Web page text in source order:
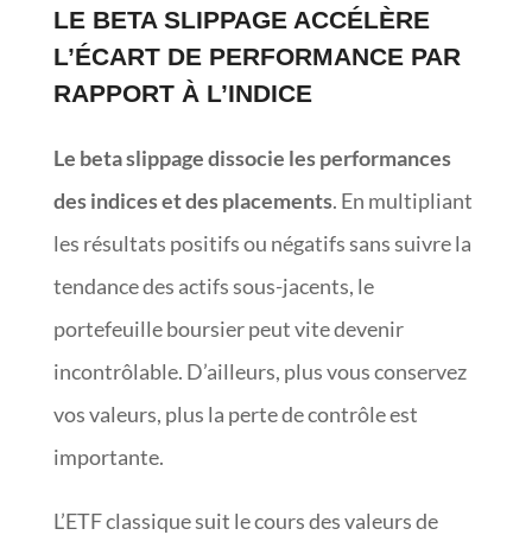
LE BETA SLIPPAGE ACCÉLÈRE
L’ÉCART DE PERFORMANCE PAR
RAPPORT À L’INDICE
Le beta slippage dissocie les performances
des indices et des placements. En multipliant
les résultats positifs ou négatifs sans suivre la
tendance des actifs sous-jacents, le
portefeuille boursier peut vite devenir
incontrôlable. D’ailleurs, plus vous conservez
vos valeurs, plus la perte de contrôle est
importante.
L’ETF classique suit le cours des valeurs de